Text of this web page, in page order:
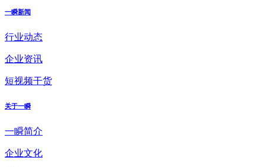
一瞬新闻
行业动态
企业资讯
短视频干货
关于一瞬
一瞬简介
企业文化